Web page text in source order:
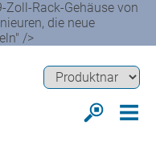
Zoll-Rack-Gehäuse von
die neue
/>